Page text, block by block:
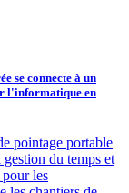
se connecte à un
l'informatique en
pointage portable
du temps et
pour les